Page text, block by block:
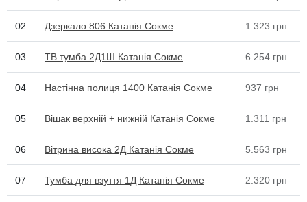
02 Дзеркало 806 Катанія Сокме 1.323 грн
03 ТВ тумба 2Д1Ш Катанія Сокме 6.254 грн
04 Настінна полиця 1400 Катанія Сокме 937 грн
05 Вішак верхній + нижній Катанія Сокме 1.311 грн
06 Вітрина висока 2Д Катанія Сокме 5.563 грн
07 Тумба для взуття 1Д Катанія Сокме 2.320 грн